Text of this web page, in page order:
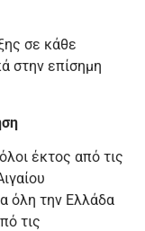
σε κάθε
στην επίσημη
έκτος από τις
όλη την Ελλάδα
τις